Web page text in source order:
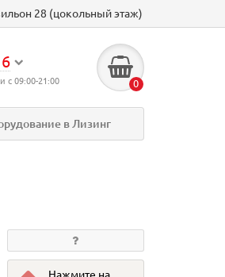
28 (цокольный этаж)
с 09:00-21:00 0
в Лизинг
Нажмите на